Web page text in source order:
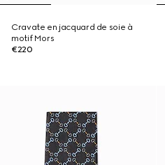
Cravate en jacquard de soie à
motif Mors
€220